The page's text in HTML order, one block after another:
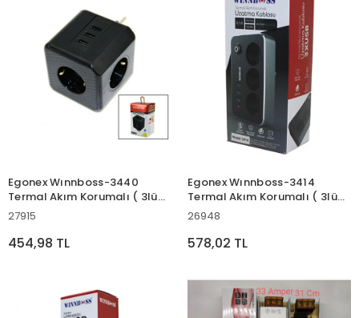
Egonex Wınnboss-3440
Termal Akım Korumalı ( 3lü
Priz ) ( 3x Usb ) Duvar Tipi Priz
27915
454,98 TL
Egonex Wınnboss-3414
Termal Akım Korumalı ( 3lü
Priz ) ( 3x Usb ) ( 2mt ) (
Siyah ( 2.1a )*42
26948
578,02 TL